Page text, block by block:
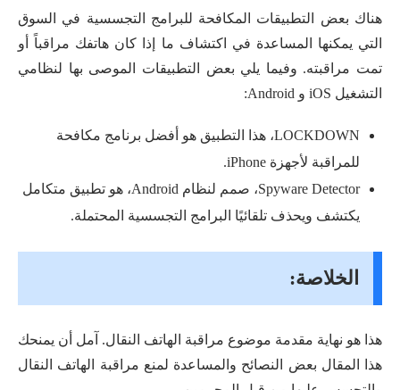
هناك بعض التطبيقات المكافحة للبرامج التجسسية في السوق
التي يمكنها المساعدة في اكتشاف ما إذا كان هاتفك مراقباً أو
تمت مراقبته. وفيما يلي بعض التطبيقات الموصى بها لنظامي
التشغيل iOS و Android:
LOCKDOWN، هذا التطبيق هو أفضل برنامج مكافحة
للمراقبة لأجهزة iPhone.
Spyware Detector، صمم لنظام Android، هو تطبيق متكامل
يكتشف ويحذف تلقائيًا البرامج التجسسية المحتملة.
الخلاصة:
هذا هو نهاية مقدمة موضوع مراقبة الهاتف النقال. آمل أن يمنحك
هذا المقال بعض النصائح والمساعدة لمنع مراقبة الهاتف النقال